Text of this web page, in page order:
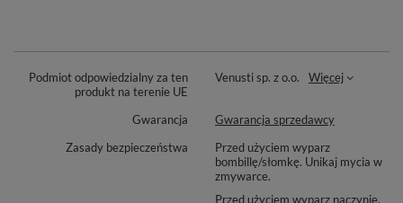
Podmiot odpowiedzialny za ten
produkt na terenie UE
Venusti sp. z o.o. Więcej
Gwarancja
Gwarancja sprzedawcy
Zasady bezpieczeństwa
Przed użyciem wyparz
bombillę/słomkę. Unikaj mycia w
zmywarce.
Przed użyciem wyparz naczynie.